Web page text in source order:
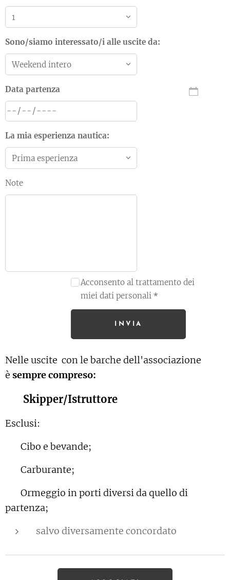
Sono/siamo interessato/i alle uscite da:
Data partenza
La mia esperienza nautica:
Note
Acconsento al trattamento dei
miei dati personali
INVIA
Nelle uscite con le barche dell'associazione
è sempre compreso:
✅ Skipper/Istruttore
Esclusi:
Cibo e bevande;
Carburante;
❌ Ormeggio in porti diversi da quello di
partenza;
salvo diversamente concordato